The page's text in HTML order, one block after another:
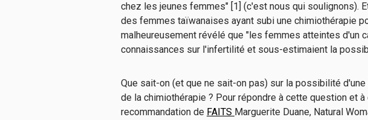
chez les jeunes femmes" [1] (c'est nous qui soulignons).
des femmes taïwanaises ayant subi une chimiothérapie
malheureusement révélé que "les femmes atteintes d'un
connaissances sur l'infertilité et sous-estimaient la
Que sait-on (et que ne sait-on pas) sur la possibilité
de la chimiothérapie ? Pour répondre à cette question et à
recommandation de FAITS Marguerite Duane, Natural